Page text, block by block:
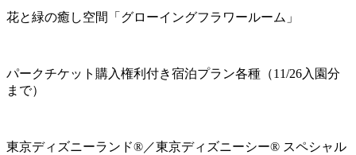
花と緑の癒し空間「グローイングフラワールーム」
パークチケット購入権利付き宿泊プラン各種（11/26入園分
まで）
東京ディズニーランド®／東京ディズニーシー® スペシャル